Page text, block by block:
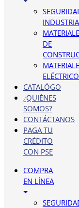
DE
CATALÓGO
¿QUIÉNES
SOMOS?
CONTÁCTANOS
PAGA TU
CRÉDITO
CON PSE
COMPRA
EN LÍNEA